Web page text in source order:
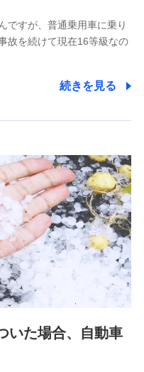
株式会社
)
り、当社と取引のあるも
、またそれらに付帯、関
スを案内、提供するため
引があり、取得した個人
品・サービスをご提案す
あります。）
帯業務を行うため
た個人情報
帯業務を行うため
人情報
のあるもしくは委託を受
その他に関する情報を提
ですが、普通乗用車に乗り
故を続けて現在16等級なの
続きを見る
いた場合、自動車